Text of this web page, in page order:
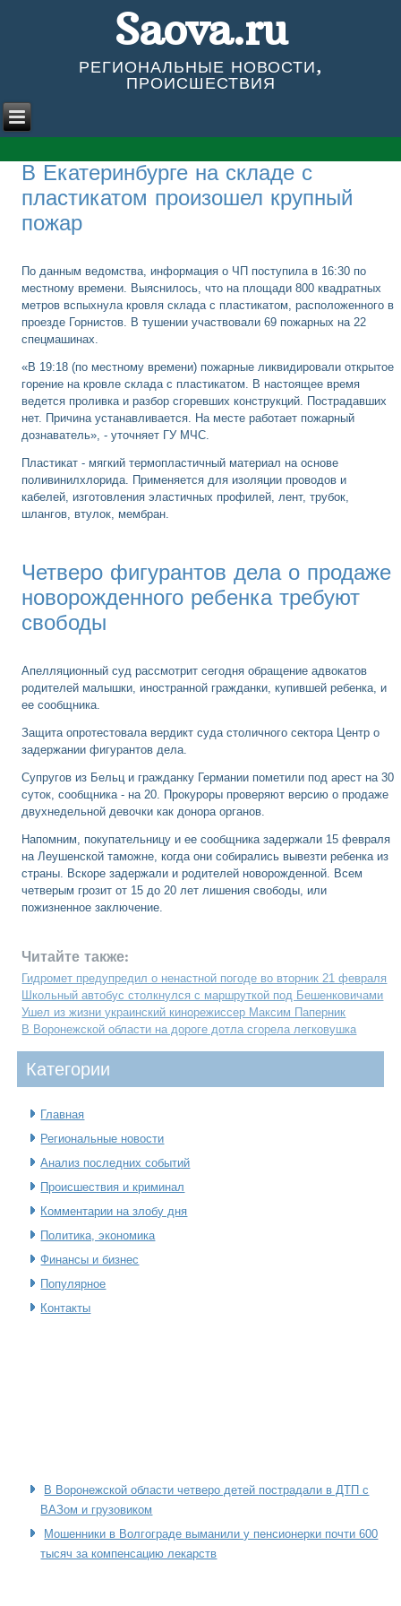
Saova.ru
РЕГИОНАЛЬНЫЕ НОВОСТИ,
ПРОИСШЕСТВИЯ
В Екатеринбурге на складе с
пластикатом произошел крупный
пожар
По данным ведомства, информация о ЧП поступила в 16:30 по
местному времени. Выяснилось, что на площади 800 квадратных
метров вспыхнула кровля склада с пластикатом, расположенного в
проезде Горнистов. В тушении участвовали 69 пожарных на 22
спецмашинах.
«В 19:18 (по местному времени) пожарные ликвидировали открытое
горение на кровле склада с пластикатом. В настоящее время
ведется проливка и разбор сгоревших конструкций. Пострадавших
нет. Причина устанавливается. На месте работает пожарный
дознаватель», - уточняет ГУ МЧС.
Пластикат - мягкий термопластичный материал на основе
поливинилхлорида. Применяется для изоляции проводов и
кабелей, изготовления эластичных профилей, лент, трубок,
шлангов, втулок, мембран.
Четверо фигурантов дела о продаже
новорожденного ребенка требуют
свободы
Апелляционный суд рассмотрит сегодня обращение адвокатов
родителей малышки, иностранной гражданки, купившей ребенка, и
ее сообщника.
Защита опротестовала вердикт суда столичного сектора Центр о
задержании фигурантов дела.
Супругов из Бельц и гражданку Германии пометили под арест на 30
суток, сообщника - на 20. Прокуроры проверяют версию о продаже
двухнедельной девочки как донора органов.
Напомним, покупательницу и ее сообщника задержали 15 февраля
на Леушенской таможне, когда они собирались вывезти ребенка из
страны. Вскоре задержали и родителей новорожденной. Всем
четверым грозит от 15 до 20 лет лишения свободы, или
пожизненное заключение.
Читайте также:
Гидромет предупредил о ненастной погоде во вторник 21 февраля
Школьный автобус столкнулся с маршруткой под Бешенковичами
Ушел из жизни украинский кинорежиссер Максим Паперник
В Воронежской области на дороге дотла сгорела легковушка
Категοрии
Главная
Региональные новости
Анализ последних событий
Происшествия и криминал
Комментарии на злобу дня
Политика, экономика
Финансы и бизнес
Популярное
Контакты
В Воронежской области четверо детей пострадали в ДТП с
ВАЗом и грузовиком
Мошенники в Волгограде выманили у пенсионерки почти 600
тысяч за компенсацию лекарств